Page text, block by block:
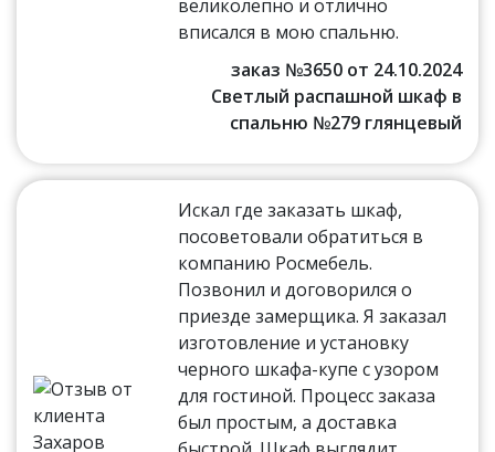
великолепно и отлично
вписался в мою спальню.
заказ №3650 от 24.10.2024
Светлый распашной шкаф в
спальню №279 глянцевый
Искал где заказать шкаф,
посоветовали обратиться в
компанию Росмебель.
Позвонил и договорился о
приезде замерщика. Я заказал
изготовление и установку
черного шкафа-купе с узором
для гостиной. Процесс заказа
был простым, а доставка